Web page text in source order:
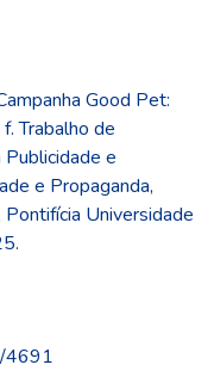
Good Pet:
Trabalho de
Publicidade e
e Propaganda,
Pontifícia Universidade
4691